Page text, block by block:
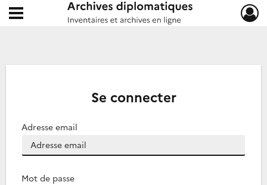
Archives diplomatiques
Ouvrir le menu déroulant
Se connecter
Adresse email
Mot de passe